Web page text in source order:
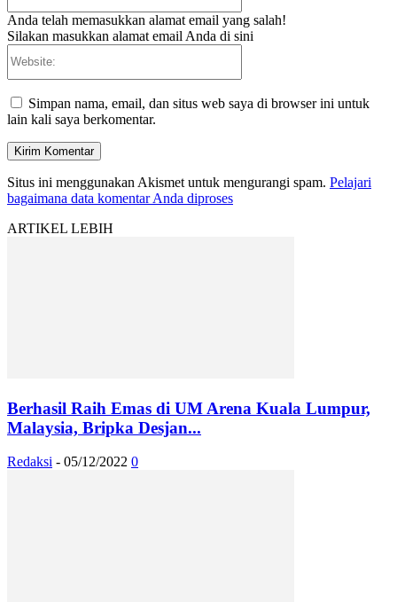
Anda telah memasukkan alamat email yang salah!
Silakan masukkan alamat email Anda di sini
Simpan nama, email, dan situs web saya di browser ini untuk
lain kali saya berkomentar.
Situs ini menggunakan Akismet untuk mengurangi spam. Pelajari
bagaimana data komentar Anda diproses
ARTIKEL LEBIH
Berhasil Raih Emas di UM Arena Kuala Lumpur,
Malaysia, Bripka Desjan...
Redaksi - 05/12/2022 0